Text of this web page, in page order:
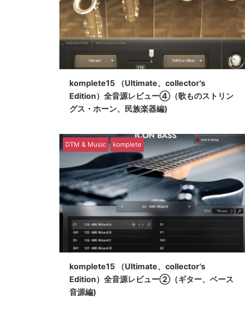
komplete15 （Ultimate、collector's
Edition）全音源レビュー④（歌ものストリン
グス・ホーン、民族楽器編)
DTM & Music komplete
komplete15 （Ultimate、collector's
Edition）全音源レビュー②（ギター、ベース
音源編)